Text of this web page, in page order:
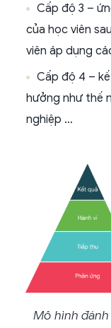
Cấp độ 3 –
của học viên
viên áp dụng
Cấp độ 4 –
hưởng như thế
nghiệp …
Mô hình